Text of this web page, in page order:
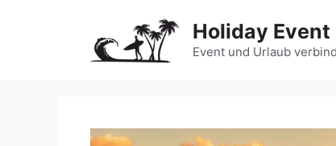
Holiday Event
Event und Urlaub